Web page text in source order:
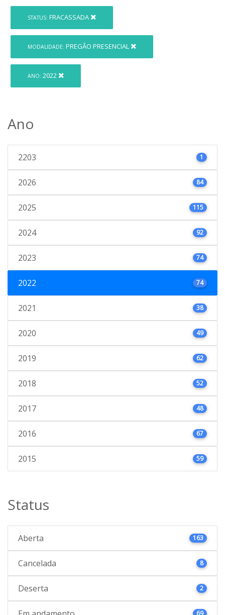
STATUS: FRACASSADA
MODALIDADE: PREGÃO PRESENCIAL
ANO: 2022
Ano
2203 1
2026 84
2025 115
2024 92
2023 74
2022 74
2021 38
2020 49
2019 62
2018 52
2017 48
2016 67
2015 59
Status
Aberta 163
Cancelada 8
Deserta 2
69